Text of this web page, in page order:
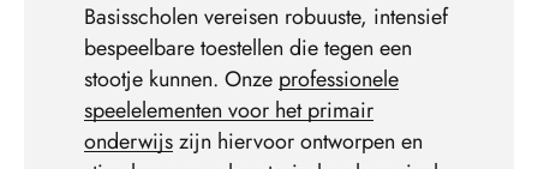
Basisscholen vereisen robuuste, intensief
bespeelbare toestellen die tegen een
stootje kunnen. Onze professionele
speelelementen voor het primair
onderwijszijn hiervoor ontworpen en